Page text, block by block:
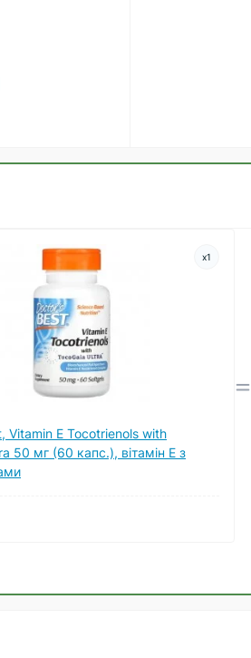
x1
Vitamin E Tocotrienols with
50 мг (60 капс.), вітамін Е з